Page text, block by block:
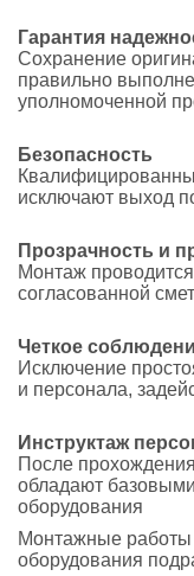
Гарантия
Сохранение
правильно
уполномоченной
Безопасность
исключают выход
Прозрачность и
Монтаж
согласованной
Четкое
Исключение
и персонала,
Инструктаж
После
обладают
оборудования
Монтажные работы
оборудования